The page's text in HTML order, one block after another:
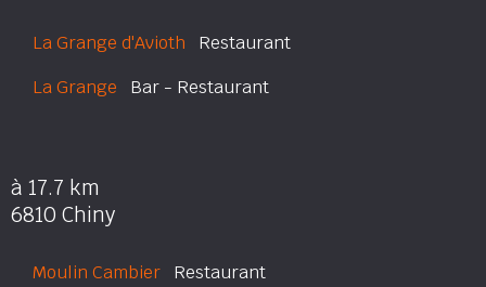
La Grange d'Avioth Restaurant
La Grange Bar - Restaurant
à 17.7 km
6810 Chiny
Moulin Cambier Restaurant